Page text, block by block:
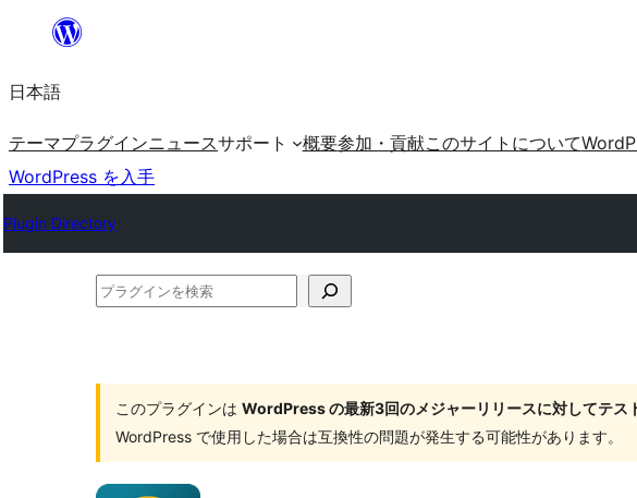
を
ッ
プ
日本語
テーマプラグインニュースサポート 概要参加・貢献このサイトについて
WordPress を入手
Plugin Directory
プ
イ
検
このプラグインは WordPress の最新3回のメジャーリリースに対してテス
WordPress で使用した場合は互換性の問題が発生する可能性があります。